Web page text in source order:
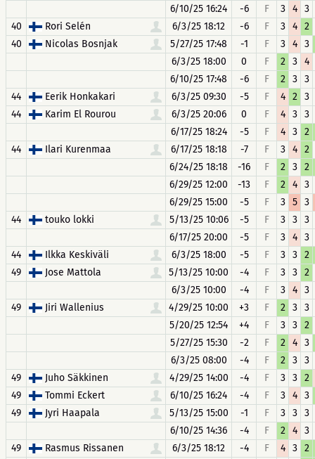
6/10/25 16:24 -6 F 3 4
3
40
Rori Selén 6/3/25 18:12 -6 F 3 4
2
40
Nicolas Bosnjak 5/27/25 17:48 -1 F 3 4
3
6/3/25 18:00
0 F 2 3
4
6/10/25 17:48
-6 F 2 3
3
44
Eerik Honkakari 6/3/25 09:30 -5 F 4 2
3
44
Karim El Rourou 6/3/25 20:06 0 F 4 3
3
6/17/25 18:24
-5 F 4 3
2
44
Ilari Kurenmaa 6/17/25 18:18 -7 F 3 4
2
6/24/25 18:18
-16 F 2 3
2
6/29/25 12:00
-13 F 2 4
3
6/29/25 15:00
-5 F 3 5
3
44
touko lokki 5/13/25 10:06 -5 F 3 3
3
6/17/25 20:00
-5 F 3 4
3
44
Ilkka Keskiväli 6/3/25 18:00 -5 F 3 3
2
49
Jose Mattola 5/13/25 10:00 -4 F 3 3
2
6/3/25 10:00
-4 F 3 4
3
49
Jiri Wallenius 4/29/25 10:00 +3 F 2 3
3
5/20/25 12:54
+4 F 3 3
2
5/27/25 15:30
-2 F 2 4
3
6/3/25 08:00
-4 F 2 3
3
49
Juho Säkkinen 4/29/25 14:00 -4 F 3 3
2
49
Tommi Eckert 6/10/25 16:24 -4 F 3 4
3
49
Jyri Haapala 5/13/25 15:00 -1 F 3 3
3
6/10/25 14:36
-4 F 2 4
3
49
Rasmus Rissanen 6/3/25 18:12 -4 F 4 3
2